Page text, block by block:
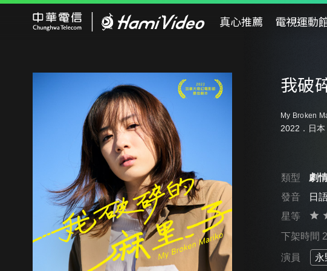
真心推薦 電視運動
我破
My Broken
2022．日本
類型
劇
發音
日
星等
下架時間
演員 永